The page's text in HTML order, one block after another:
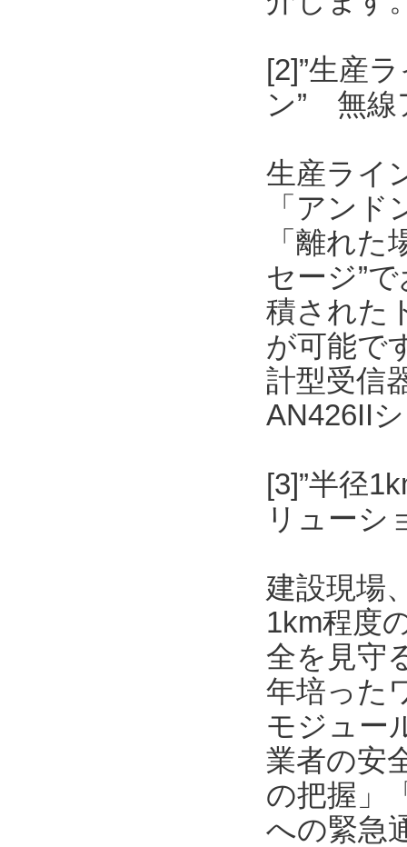
[2]”生産
ン” 無線
生産ライ
「アン
「離れ
セージ”
積された
が可能で
計型受信
AN426II
[3]”半径
リューシ
建設現場
1km程度
全を見守
年培った
モジュー
業者の安
の把握」
への緊急